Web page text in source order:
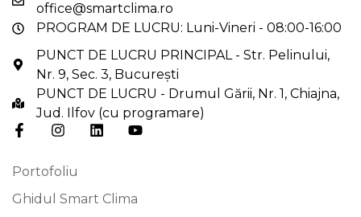
office@smartclima.ro
PROGRAM DE LUCRU: Luni-Vineri - 08:00-16:00
PUNCT DE LUCRU PRINCIPAL - Str. Pelinului,
Nr. 9, Sec. 3, București
PUNCT DE LUCRU - Drumul Gării, Nr. 1, Chiajna,
Jud. Ilfov (cu programare)
Portofoliu
Ghidul Smart Clima